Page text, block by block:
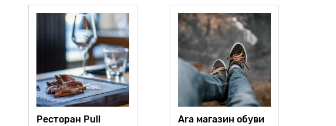
Ресторан Pull Ara магазин обуви